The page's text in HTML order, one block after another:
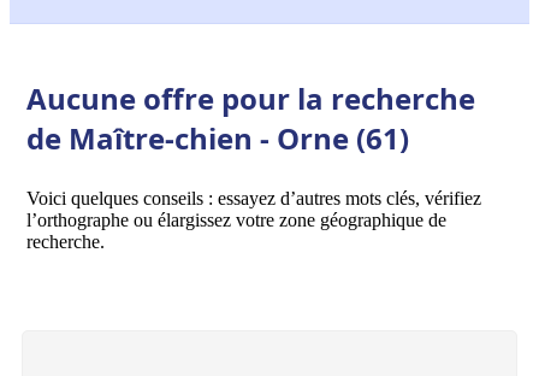
Aucune offre pour la recherche
de Maître-chien - Orne (61)
Voici quelques conseils : essayez d’autres mots clés, vérifiez
l’orthographe ou élargissez votre zone géographique de
recherche.